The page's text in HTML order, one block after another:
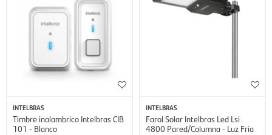
INTELBRAS
Timbre inalambrico Intelbras CIB
101 - Blanco
INTELBRAS
Farol Solar Intelbras Led Lsi
4800 Pared/Columna - Luz Fria